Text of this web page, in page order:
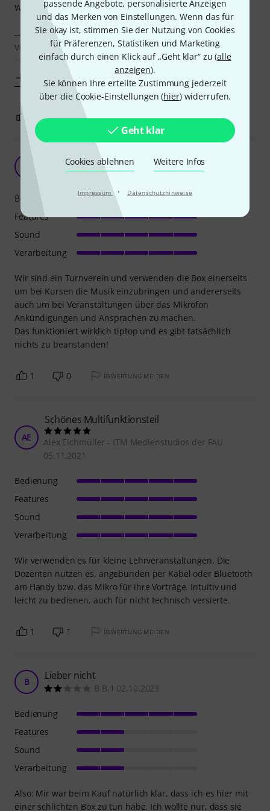
passende Angebote, personalisierte Anzeigen
und das Merken von Einstellungen. Wenn das für
Sie okay ist, stimmen Sie der Nutzung von Cookies
für Präferenzen, Statistiken und Marketing
einfach durch einen Klick auf „Geht klar“ zu (alle
anzeigen).
Sie können Ihre erteilte Zustimmung jederzeit
über die Cookie-Einstellungen (hier) widerrufen.
Geht klar
Cookies ablehnen Weitere Infos
Impressum · Datenschutzhinweise
Wertung würde ich mit 4 Sternen vornehmen.
--- Gesamteindruck ---
Viele Funktionen, akzeptabler Klang, veraltete Akkutechnik,
recht robust, ordentliche Handhabung, praktische
Mehr anzeigen
1 BEWERTUNG MELDEN
Für unseren Verein ein Topgerät!
Hansn29 09.05.2022
Wir sind ein Turnverein und verwenden die Box einerseits
um bei Kursen die Musik einzubringen und andererseits
auch um bei Veranstaltungen über das Mikrofon
Ankündigungen und Ansprachen zu machen.
Das funktioniert wirklich tiptop und es gibt tatsächlich
nichts zu beanstanden!
Bedienung
Features
Sound
Verarbeitung
1 0 BEWERTUNG MELDEN
AE
Schönes Multifunktionsteil
Alex Eichmüller - ITM Medienstudios der FAU
05.11.2021
Wir verwenden es für kleine Lehrveranstaltungen. Die
Dozenten nutzen es, angebunden per Kabel oder Bluetooth
am Handy bzw. das Mikro für ihre Vorträge. Intuitiv und
leicht zu bedienen, auch für nicht technisch versierte.
Bedienung
Features
Sound
Verarbeitung
1 1 BEWERTUNG MELDEN
B Lieber nicht
B.B.1 02.10.2023
Also: Mir war beim Kauf natürlich klar, dass ich es hier mit
einer schlichten Box zu tun habe. Ich wollte nur, dass sie
Bedienung
Features
Sound
Verarbeitung